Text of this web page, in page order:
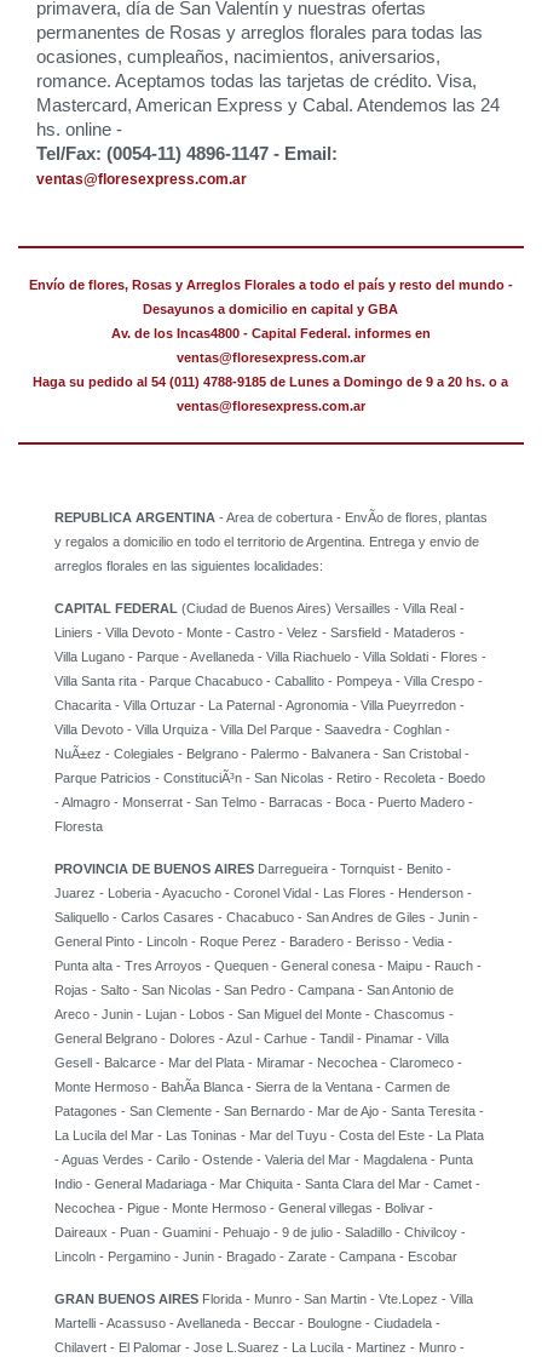
primavera, día de San Valentín y nuestras ofertas
permanentes de Rosas y arreglos florales para todas las
ocasiones, cumpleaños, nacimientos, aniversarios,
romance. Aceptamos todas las tarjetas de crédito. Visa,
Mastercard, American Express y Cabal. Atendemos las 24
hs. online -
Tel/Fax: (0054-11) 4896-1147 - Email:
ventas@floresexpress.com.ar
Envío de flores, Rosas y Arreglos Florales a todo el país y resto del mundo -
Desayunos a domicilio en capital y GBA
Av. de los Incas4800 - Capital Federal. informes en
ventas@floresexpress.com.ar
Haga su pedido al 54 (011) 4788-9185 de Lunes a Domingo de 9 a 20 hs. o a
ventas@floresexpress.com.ar
REPUBLICA ARGENTINA - Area de cobertura - EnvÃ­o de flores, plantas
y regalos a domicilio en todo el territorio de Argentina. Entrega y envio de
arreglos florales en las siguientes localidades:
CAPITAL FEDERAL (Ciudad de Buenos Aires) Versailles - Villa Real -
Liniers - Villa Devoto - Monte - Castro - Velez - Sarsfield - Mataderos -
Villa Lugano - Parque - Avellaneda - Villa Riachuelo - Villa Soldati - Flores -
Villa Santa rita - Parque Chacabuco - Caballito - Pompeya - Villa Crespo -
Chacarita - Villa Ortuzar - La Paternal - Agronomia - Villa Pueyrredon -
Villa Devoto - Villa Urquiza - Villa Del Parque - Saavedra - Coghlan -
NuÃ±ez - Colegiales - Belgrano - Palermo - Balvanera - San Cristobal -
Parque Patricios - ConstituciÃ³n - San Nicolas - Retiro - Recoleta - Boedo
- Almagro - Monserrat - San Telmo - Barracas - Boca - Puerto Madero -
Floresta
PROVINCIA DE BUENOS AIRES Darregueira - Tornquist - Benito -
Juarez - Loberia - Ayacucho - Coronel Vidal - Las Flores - Henderson -
Saliquello - Carlos Casares - Chacabuco - San Andres de Giles - Junin -
General Pinto - Lincoln - Roque Perez - Baradero - Berisso - Vedia -
Punta alta - Tres Arroyos - Quequen - General conesa - Maipu - Rauch -
Rojas - Salto - San Nicolas - San Pedro - Campana - San Antonio de
Areco - Junin - Lujan - Lobos - San Miguel del Monte - Chascomus -
General Belgrano - Dolores - Azul - Carhue - Tandil - Pinamar - Villa
Gesell - Balcarce - Mar del Plata - Miramar - Necochea - Claromeco -
Monte Hermoso - BahÃ­a Blanca - Sierra de la Ventana - Carmen de
Patagones - San Clemente - San Bernardo - Mar de Ajo - Santa Teresita -
La Lucila del Mar - Las Toninas - Mar del Tuyu - Costa del Este - La Plata
- Aguas Verdes - Carilo - Ostende - Valeria del Mar - Magdalena - Punta
Indio - General Madariaga - Mar Chiquita - Santa Clara del Mar - Camet -
Necochea - Pigue - Monte Hermoso - General villegas - Bolivar -
Daireaux - Puan - Guamini - Pehuajo - 9 de julio - Saladillo - Chivilcoy -
Lincoln - Pergamino - Junin - Bragado - Zarate - Campana - Escobar
GRAN BUENOS AIRES Florida - Munro - San Martin - Vte.Lopez - Villa
Martelli - Acassuso - Avellaneda - Beccar - Boulogne - Ciudadela -
Chilavert - El Palomar - Jose L.Suarez - La Lucila - Martinez - Munro -